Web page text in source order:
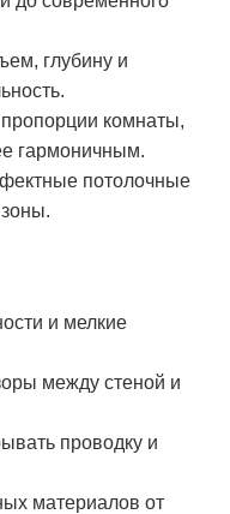
глубину и
комнаты,
гармоничным.
потолочные
и мелкие
между стеной и
проводку и
материалов от